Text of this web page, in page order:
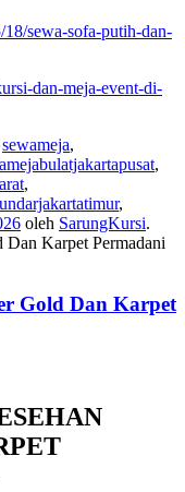
sewa-sofa-putih-dan-
dan-meja-event-di-
sewameja,
,
,
,
oleh SarungKursi.
Gold Dan Karpet